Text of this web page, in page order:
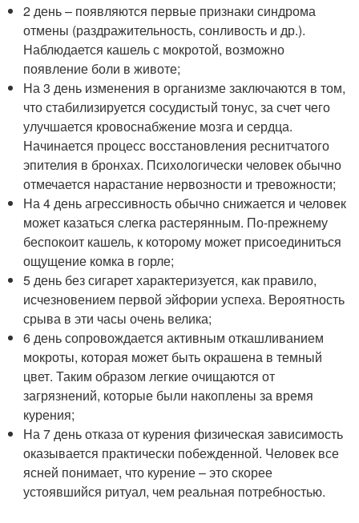
2 день – появляются первые признаки синдрома
отмены (раздражительность, сонливость и др.).
Наблюдается кашель с мокротой, возможно
появление боли в животе;
На 3 день изменения в организме заключаются в том,
что стабилизируется сосудистый тонус, за счет чего
улучшается кровоснабжение мозга и сердца.
Начинается процесс восстановления реснитчатого
эпителия в бронхах. Психологически человек обычно
отмечается нарастание нервозности и тревожности;
На 4 день агрессивность обычно снижается и человек
может казаться слегка растерянным. По-прежнему
беспокоит кашель, к которому может присоединиться
ощущение комка в горле;
5 день без сигарет характеризуется, как правило,
исчезновением первой эйфории успеха. Вероятность
срыва в эти часы очень велика;
6 день сопровождается активным откашливанием
мокроты, которая может быть окрашена в темный
цвет. Таким образом легкие очищаются от
загрязнений, которые были накоплены за время
курения;
На 7 день отказа от курения физическая зависимость
оказывается практически побежденной. Человек все
ясней понимает, что курение – это скорее
устоявшийся ритуал, чем реальная потребностью.